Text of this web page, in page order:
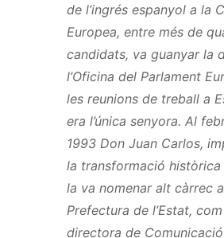
de l’ingrés espanyol a la
Europea, entre més de
candidats, va guanyar la
l’Oficina del Parlament
les reunions de treball a
era l’única senyora. Al
1993 Don Juan Carlos,
la transformació històrica
la va nomenar alt càrrec
Prefectura de l’Estat,
directora de